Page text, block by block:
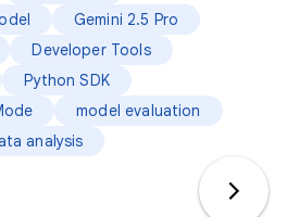
Gemini 2.5 Pro
Developer Tools
Python SDK
model evaluation
analysis